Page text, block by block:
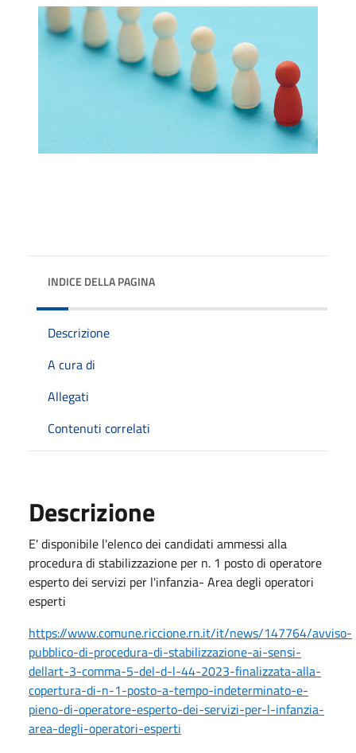
INDICE DELLA PAGINA
Descrizione
A cura di
Allegati
Contenuti correlati
Descrizione
E' disponibile l'elenco dei candidati ammessi alla
procedura di stabilizzazione per n. 1 posto di operatore
esperto dei servizi per l'infanzia- Area degli operatori
esperti
https://www.comune.riccione.rn.it/it/news/147764/avviso-
pubblico-di-procedura-di-stabilizzazione-ai-sensi-
dellart-3-comma-5-del-d-l-44-2023-finalizzata-alla-
copertura-di-n-1-posto-a-tempo-indeterminato-e-
pieno-di-operatore-esperto-dei-servizi-per-l-infanzia-
area-degli-operatori-esperti